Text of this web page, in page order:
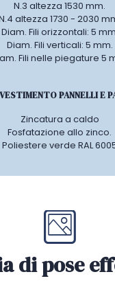
N.3 altezza 1530 mm.
altezza 1730 - 2030
Diam. Fili orizzontali: 5
Diam. Fili verticali: 5 mm.
Fili nelle piegature 5
PANNELLI E
Zincatura a caldo
Fosfatazione allo zinco.
Poliestere verde RAL
di pose